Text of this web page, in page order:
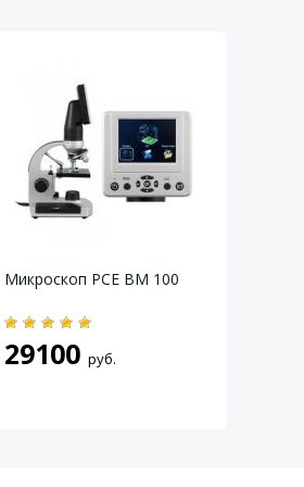
Микроскоп PCE BM 100
29100 руб.